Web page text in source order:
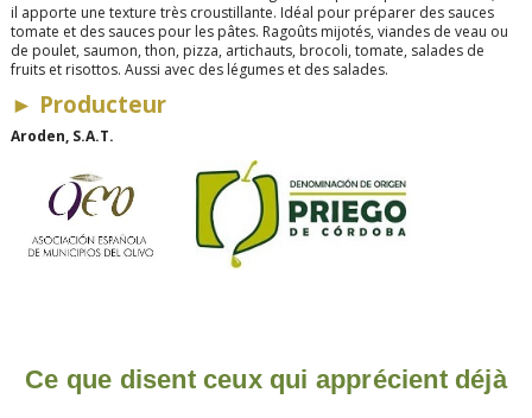
il apporte une texture très croustillante. Idéal pour préparer des sauces
tomate et des sauces pour les pâtes. Ragoûts mijotés, viandes de veau ou
de poulet, saumon, thon, pizza, artichauts, brocoli, tomate, salades de
fruits et risottos. Aussi avec des légumes et des salades.
► Producteur
Aroden, S.A.T.
Ce que disent ceux qui apprécient déjà